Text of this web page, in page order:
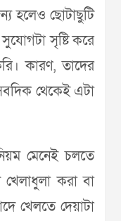
হলেও ছোটাছুটি
সৃষ্টি করে
কারণ, তাদের
থেকেই এটা
নিয়ম মেনেই চলতে
খেলাধুলা করা বা
খেলতে দেয়াটা